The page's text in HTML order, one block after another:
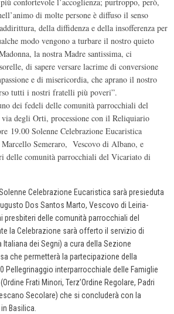
confortevole l’accoglienza; purtroppo, però,
di molte persone è diffuso il senso
della diffidenza e della insofferenza per
modo vengono a turbare il nostro quieto
la nostra Madre santissima, ci
di sapere versare lacrime di conversione
e di misericordia, che aprano il nostro
tutti i nostri fratelli più poveri”.
dei fedeli delle comunità parrocchiali del
degli Orti, processione con il Reliquiario
19.00 Solenne Celebrazione Eucaristica
Marcello Semeraro, Vescovo di Albano, e
delle comunità parrocchiali del Vicariato di
Celebrazione Eucaristica sarà presieduta
Dos Santos Marto, Vescovo di Leiria-
presbiteri delle comunità parrocchiali del
la Celebrazione sarà offerto il servizio di
Italiana dei Segni) a cura della Sezione
che permetterà la partecipazione della
Pellegrinaggio interparrocchiale delle Famiglie
Frati Minori, Terz’Ordine Regolare, Padri
Secolare) che si concluderà con la
Basilica.